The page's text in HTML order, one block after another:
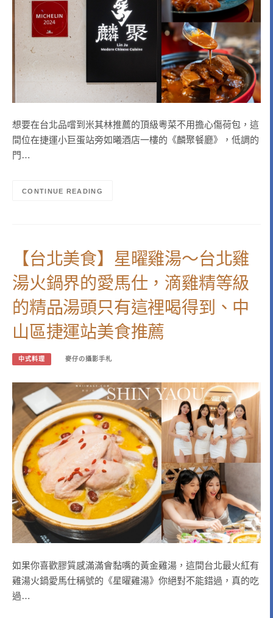
想要在台北品嚐到米其林推薦的頂級粵菜不用擔心傷荷包，這
間位在捷運小巨蛋站旁如曦酒店一樓的《麟聚餐廳》，低調的
門…
CONTINUE READING
【台北美食】星曜雞湯～台北雞
湯火鍋界的愛馬仕，滴雞精等級
的精品湯頭只有這裡喝得到、中
山區捷運站美食推薦
中式料理 麥仔の攝影手札
如果你喜歡膠質感滿滿會黏嘴的黃金雞湯，這間台北最火紅有
雞湯火鍋愛馬仕稱號的《星曜雞湯》你絕對不能錯過，真的吃
過…